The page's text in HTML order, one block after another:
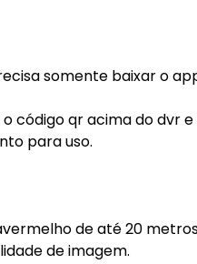
somente baixar o
código qr acima do dvr
para uso.
de até 20
de imagem.